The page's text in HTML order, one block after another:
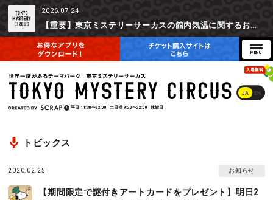
2026.07.24
【重要】東京ミステリーサーカスの館内気温に関するお詫びとご参加辞退時の返金対応について
JA EN
平日 11:30〜22:00 土日祝 9:20〜22:00 休館日
トピックス
2020.02.25 お知らせ
【期間限定で謎付きアートカードをプレゼント】明日2